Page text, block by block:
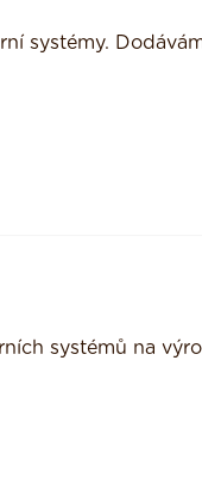
systémy.
systémů na